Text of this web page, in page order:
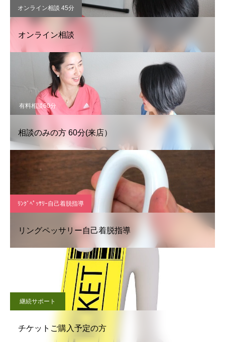
オンライン相談 45分
オンライン相談
有料相談60分
相談のみの方 60分(来店）
ﾘﾝｸﾞﾍﾟｯｻﾘｰ自己着脱指導
リングペッサリー自己着脱指導
継続サポート
チケットご購入予定の方